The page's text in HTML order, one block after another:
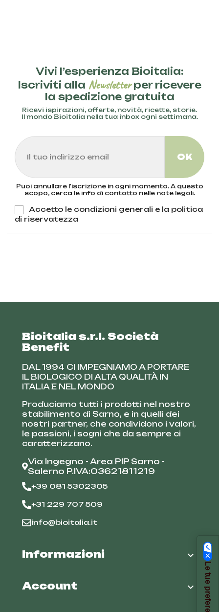
Vivi l’esperienza Bioitalia:
Iscriviti alla Newsletterper ricevere
la spedizione gratuita
Ricevi ispirazioni, offerte, novità, ricette, storie.
Il mondo Bioitalia nella tua inbox ogni settimana.
Puoi annullare l'iscrizione in ogni momento. A questo
scopo, cerca le info di contatto nelle note legali.
Accetto le condizioni generali e la politica
di riservatezza
Bioitalia s.r.l. Società
Benefit
DAL 1994 CI IMPEGNIAMO A PORTARE
IL BIOLOGICO DI ALTA QUALITÀ IN
ITALIA E NEL MONDO
Produciamo tutti i prodotti nel nostro
stabilimento di Sarno, e in quelli dei
nostri partner, che condividono i valori,
le passioni, i sogni che da sempre ci
caratterizzano.
Via Ingegno - Area PIP Sarno -
Salerno P.IVA:03621811219
+39 081 5302305
+31 229 707 509
info@bioitalia.it
Informazioni 
Account 